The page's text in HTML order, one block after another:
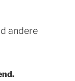
andere